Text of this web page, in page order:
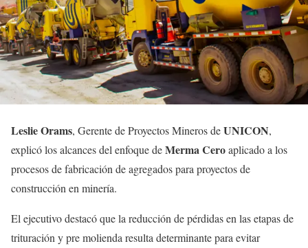
Leslie Orams, Gerente de Proyectos Mineros deUNICON,
explicó los alcances del enfoque deMerma Ceroaplicado a los
procesos de fabricación de agregados para proyectos de
construcción en minería.
El ejecutivo destacó que la reducción de pérdidas en las etapas de
trituración y pre molienda resulta determinante para evitar